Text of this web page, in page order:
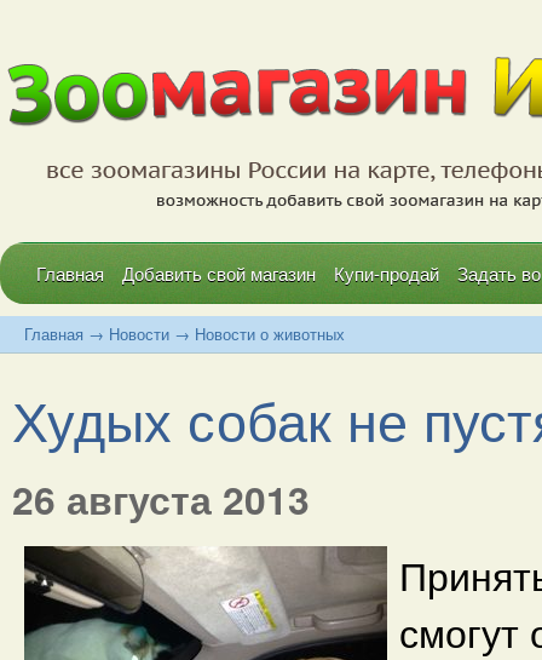
Главная Добавить свой магазин Купи-продай Задать
Главная → Новости → Новости о животных
Худых собак не
26 августа 2013